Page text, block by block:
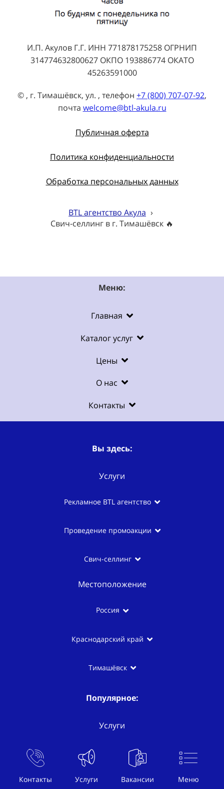
Контакты Услуги Вакансии Меню
И.П. Акулов Г.Г. ИНН 771878175258 ОГРНИП
314774632800627 ОКПО 193886774 ОКАТО
45263591000
© , г. Тимашёвск, ул. , телефон +7 (800) 707-07-92,
почта welcome@btl-akula.ru
Публичная оферта
Политика конфиденциальности
Обработка персональных данных
BTL агентство Акула ›
Свич-селлинг в г. Тимашёвск 🔥
Меню:
Главная
Каталог услуг
Цены
О нас
Контакты
Вы здесь:
Услуги
Рекламное BTL агентство
Проведение промоакции
Свич-селлинг
Местоположение
Россия
Краснодарский край
Тимашёвск
Популярное:
Услуги
Раздача листовок
Расклейка объявлений